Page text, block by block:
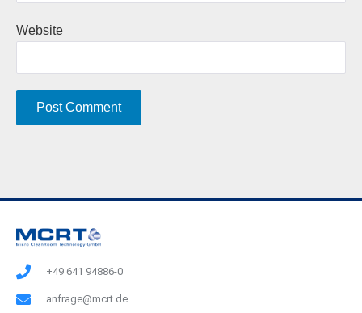
Website
t
r
a
t
+49 641 94886-0
anfrage@mcrt.de